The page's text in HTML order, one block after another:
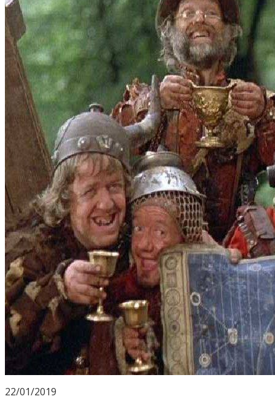
22/01/2019